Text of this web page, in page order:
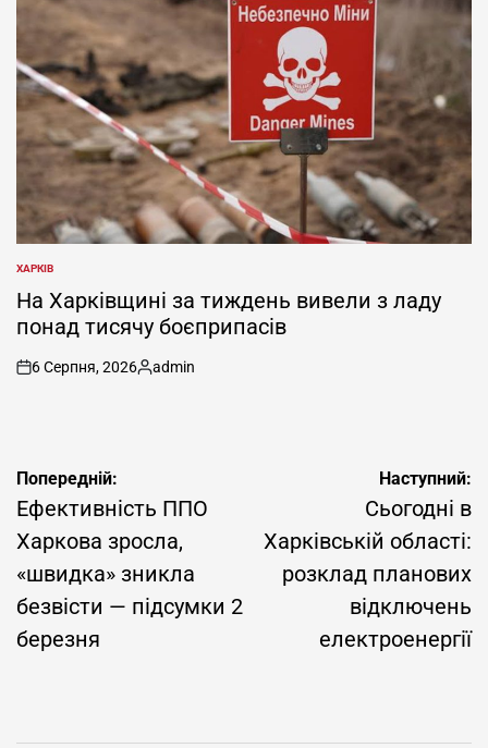
ОПУБЛІКУВАТИ
У
ХАРКІВ
На Харківщині за тиждень вивели з ладу
понад тисячу боєприпасів
on
6 Серпня, 2026
Опубліковано
admin
Навігація
записів
Попередній:
Ефективність ППО
Харкова зросла,
«швидка» зникла
безвісти — підсумки 2
березня
Наступний:
Сьогодні в
Харківській області:
розклад планових
відключень
електроенергії